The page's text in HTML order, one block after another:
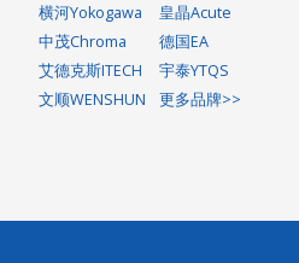
横河Yokogawa
皇晶Acute
中茂Chroma
德国EA
艾德克斯ITECH
宇泰YTQS
文顺WENSHUN
更多品牌>>